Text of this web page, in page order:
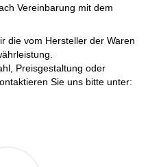
Vereinbarung mit dem
die vom Hersteller der Waren
Preisgestaltung oder
Sie uns bitte unter: